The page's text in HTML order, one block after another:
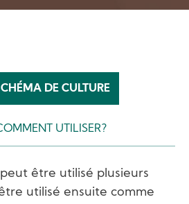
UTILISER?
DE CULTURE
peut être utilisé plusieurs
utilisé ensuite comme